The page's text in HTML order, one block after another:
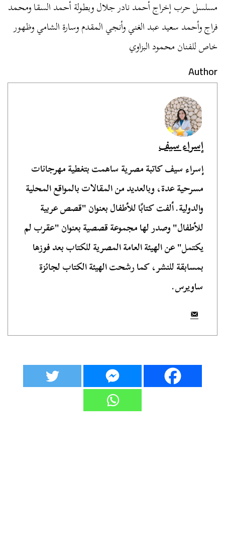
مسلسل حرب إخراج أحمد نادر جلال وبطولة أحمد السقا ومحمد
فراج وأحمد سعيد عبد الغني وأنجي المقدم وسارة الشامي وظهور
خاص للفنان محمود البزاوي
Author
إسراء سيف
إسراء سيف كاتبة مصرية ساهمت بتغطية مهرجانات
مسرحية عدة، وبالعديد من المقالات بالمواقع المحلية
والدولية. ألفت كتابًا للأطفال بعنوان "قصص عربية
للأطفال" وصدر لها مجموعة قصصية بعنوان "عقرب لم
يكتمل" عن الهيئة العامة المصرية للكتاب بعد فوزها
بمسابقة للنشر، كما رشحت الهيئة الكتاب لجائزة
ساويرس.